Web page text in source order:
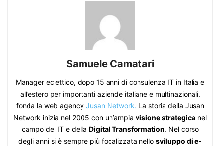
Samuele Camatari
Manager eclettico, dopo 15 anni di consulenza IT in Italia e
all’estero per importanti aziende italiane e multinazionali,
fonda la web agency Jusan Network. La storia della Jusan
Network inizia nel 2005 con un’ampia visione strategica nel
campo del IT e della Digital Transformation. Nel corso
degli anni si è sempre più focalizzata nello sviluppo di e-